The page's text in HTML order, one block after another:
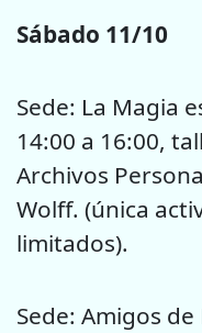
Sábado 11/10
Sede: La Magia
14:00 a 16:00,
Archivos
Wolff. (única
limitados).
Sede: Amigos